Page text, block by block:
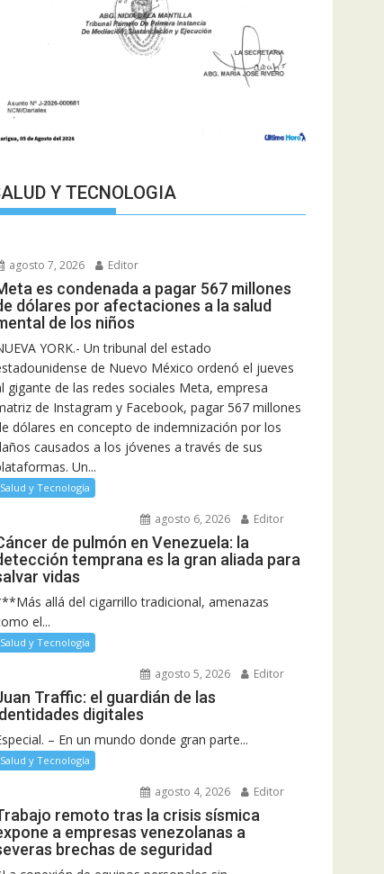
Y TECNOLOGIA
agosto 7, 2026 Editor
es condenada a pagar 567 millones
dólares por afectaciones a la salud
de los niños
YORK.- Un tribunal del estado
de Nuevo México ordenó el jueves
gigante de las redes sociales Meta, empresa
de Instagram y Facebook, pagar 567 millones
dólares en concepto de indemnización por los
causados a los jóvenes a través de sus
Un...
Salud y Tecnología
agosto 6, 2026 Editor
de pulmón en Venezuela: la
temprana es la gran aliada para
vidas
allá del cigarrillo tradicional, amenazas
el...
Salud y Tecnología
agosto 5, 2026 Editor
Traffic: el guardián de las
digitales
– En un mundo donde gran parte...
Salud y Tecnología
agosto 4, 2026 Editor
remoto tras la crisis sísmica
a empresas venezolanas a
brechas de seguridad